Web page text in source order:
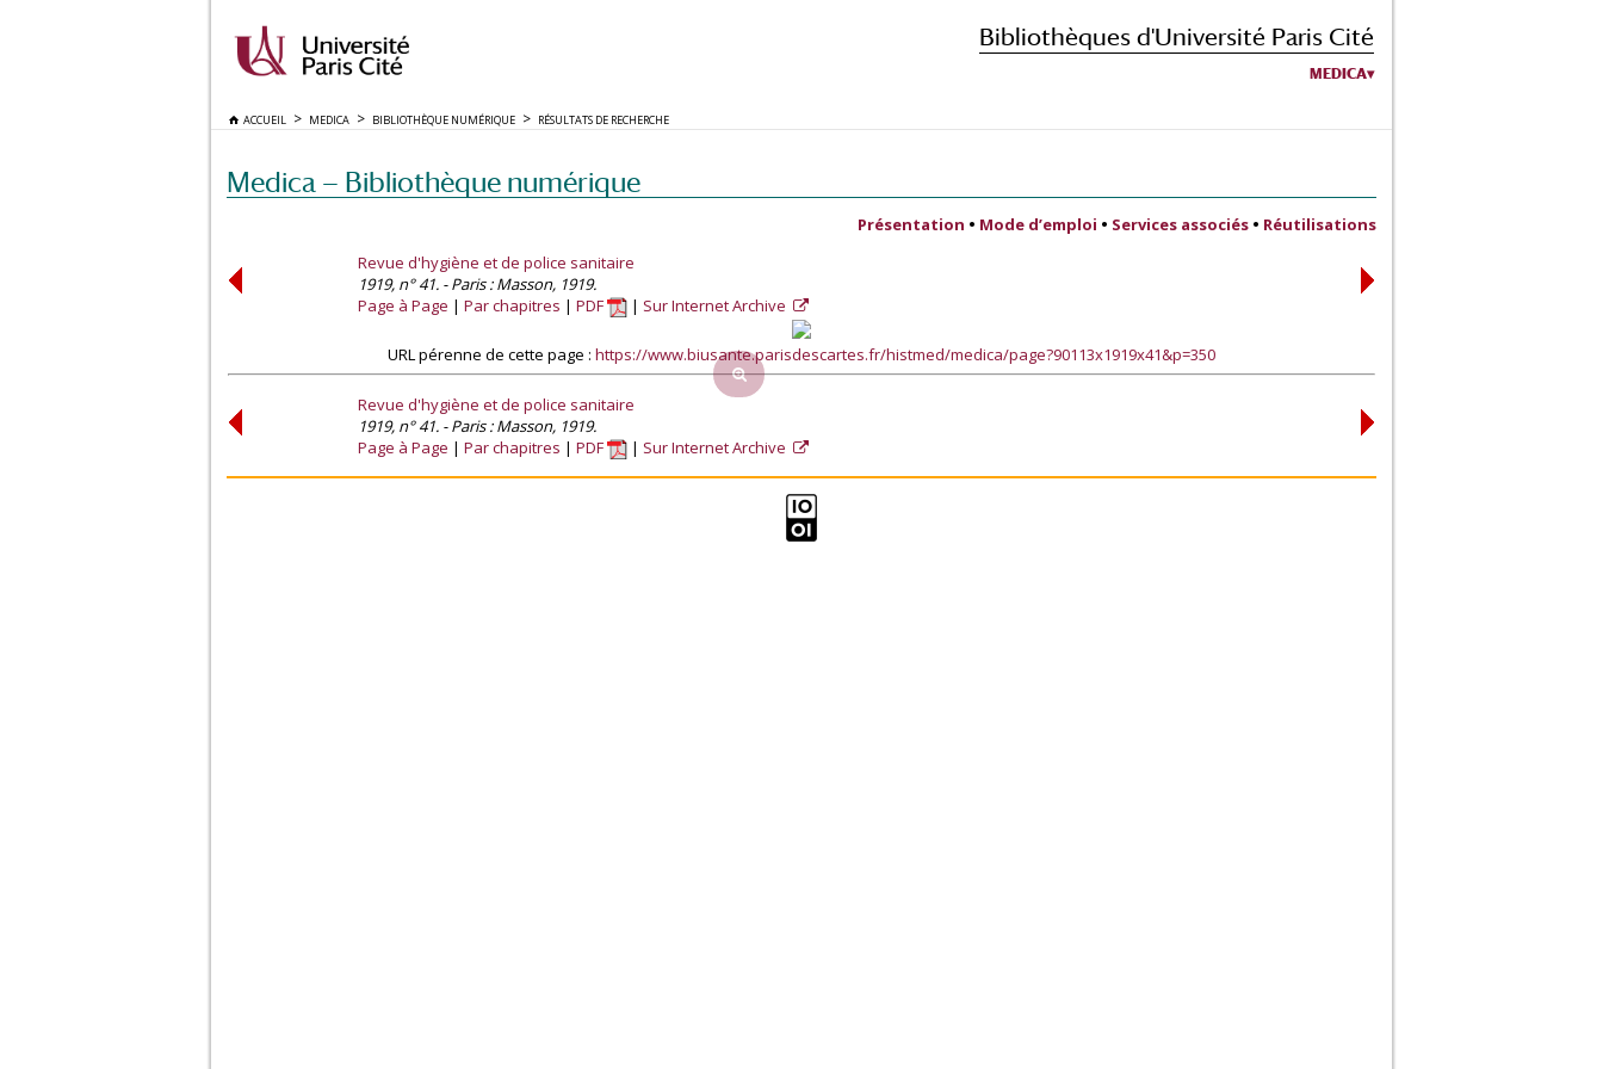
Bibliothèques d'Université Paris Cité
MEDICA
ACCUEIL MEDICA BIBLIOTHÈQUE NUMÉRIQUE RÉSULTATS DE RECHERCHE
Medica — Bibliothèque numérique
Présentation • Mode d’emploi • Services associés • Réutilisations
Revue d'hygiène et de police sanitaire
1919, n° 41. - Paris : Masson, 1919.
Page à Page
Par chapitres PDF Sur Internet Archive
URL pérenne de cette page : https://www.biusante.parisdescartes.fr/histmed/medica/page?90113x1919x41&p=350
Revue d'hygiène et de police sanitaire
1919, n° 41. - Paris : Masson, 1919.
Page à Page
Par chapitres PDF Sur Internet Archive